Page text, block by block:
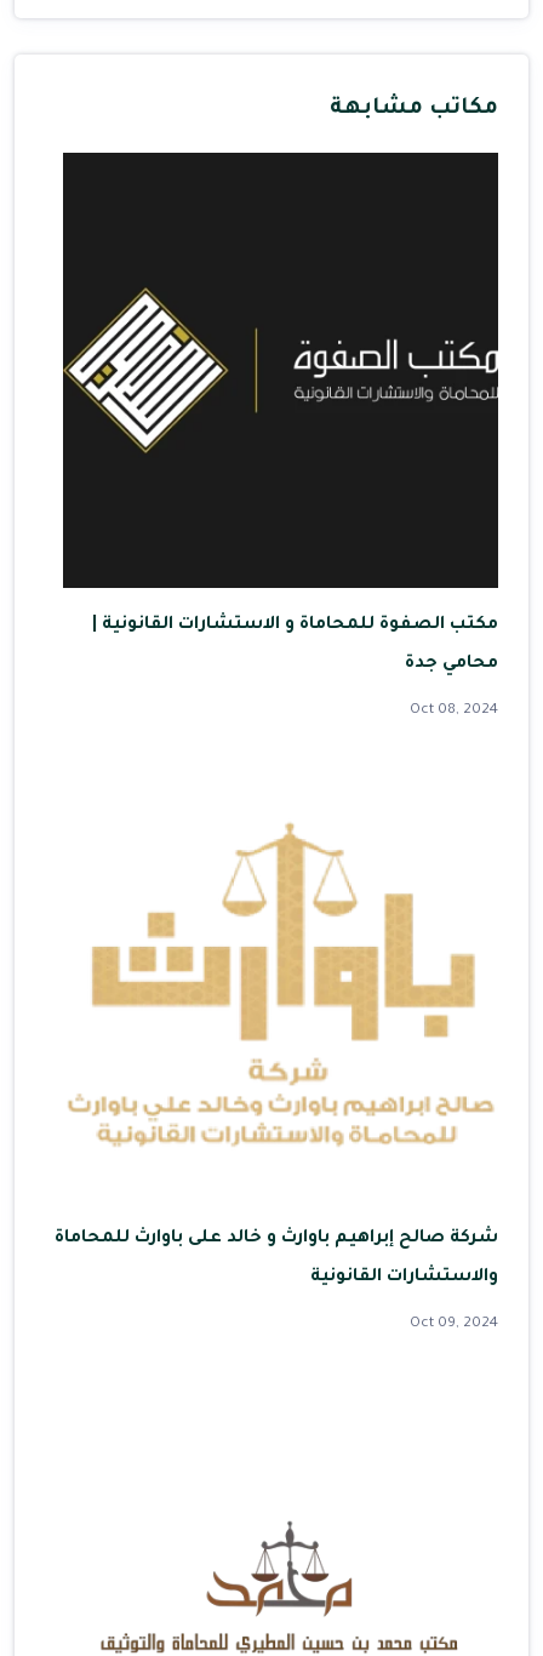
مكاتب مشابهة
مكتب الصفوة للمحاماة و الاستشارات القانونية |
محامي جدة
Oct 08, 2024
شركة صالح إبراهيم باوارث و خالد على باوارث للمحاماة
والاستشارات القانونية
Oct 09, 2024